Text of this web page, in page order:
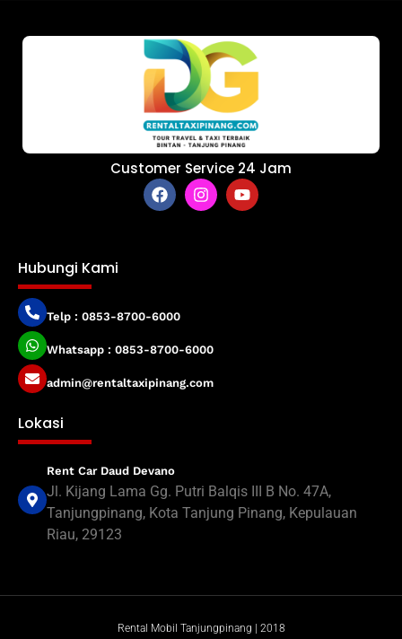
Customer Service 24 Jam
Hubungi Kami
Telp : 0853-8700-6000
Whatsapp : 0853-8700-6000
admin@rentaltaxipinang.com
Lokasi
Rent Car Daud Devano
Jl. Kijang Lama Gg. Putri Balqis III B No. 47A,
Tanjungpinang, Kota Tanjung Pinang, Kepulauan
Riau, 29123
Rental Mobil Tanjungpinang | 2018